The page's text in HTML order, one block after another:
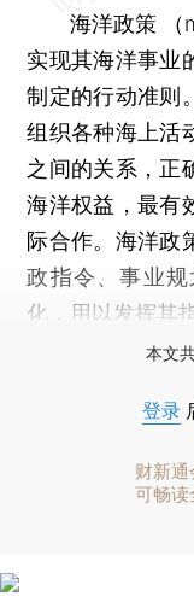
海洋政策 （
实现其海洋事业
制定的行动准则
组织各种海上活
之间的关系，正
海洋权益，最有
际合作。海洋政
政指令、事业
化，用以发挥其
本文
登录
财新通
可畅读